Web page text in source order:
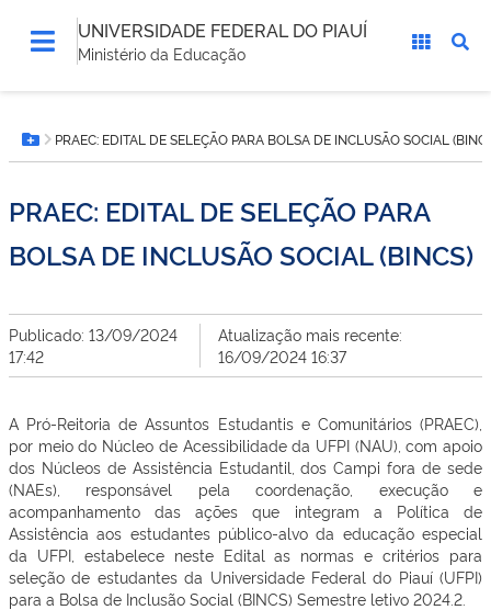
UNIVERSIDADE FEDERAL DO PIAUÍ
Ministério da Educação
está
aqui:Botão Menu
PRAEC: EDITAL DE SELEÇÃO PARA BOLSA DE INCLUSÃO SOCIAL
PRAEC: EDITAL DE SELEÇÃO PARA
BOLSA DE INCLUSÃO SOCIAL (BINCS)
Publicado: 13/09/2024
17:42
Atualização mais recente:
16/09/2024 16:37
A Pró-Reitoria de Assuntos Estudantis e Comunitários (PRAEC),
por meio do Núcleo de Acessibilidade da UFPI (NAU), com apoio
dos Núcleos de Assistência Estudantil, dos Campi fora de sede
(NAEs), responsável pela coordenação, execução e
acompanhamento das ações que integram a Política de
Assistência aos estudantes público-alvo da educação especial
da UFPI, estabelece neste Edital as normas e critérios para
seleção de estudantes da Universidade Federal do Piauí (UFPI)
para a Bolsa de Inclusão Social (BINCS) Semestre letivo 2024.2.